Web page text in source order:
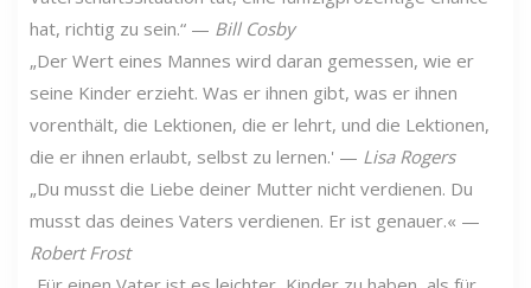
hat, richtig zu sein.“ — Bill Cosby
„Der Wert eines Mannes wird daran gemessen, wie er
seine Kinder erzieht. Was er ihnen gibt, was er ihnen
vorenthält, die Lektionen, die er lehrt, und die Lektionen,
die er ihnen erlaubt, selbst zu lernen.' — Lisa Rogers
„Du musst die Liebe deiner Mutter nicht verdienen. Du
musst das deines Vaters verdienen. Er ist genauer.« —
Robert Frost